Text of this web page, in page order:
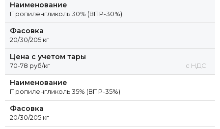
Наименование
Пропиленгликоль 30% (ВПР-30%)
Фасовка
20/30/205 кг
Цена с учетом тары
70-78 руб/кг с НДС
Наименование
Пропиленгликоль 35% (ВПР-35%)
Фасовка
20/30/205 кг